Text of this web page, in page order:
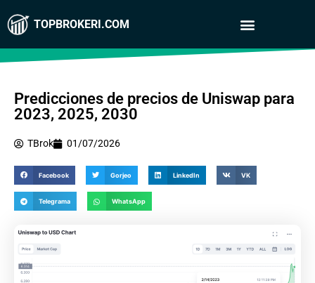
TOPBROKERI.COM
Predicciones de precios de Uniswap para
2023, 2025, 2030
TBrok 01/07/2026
Facebook Gorjeo LinkedIn VK
Telegrama WhatsApp